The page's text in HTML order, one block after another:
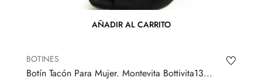
AÑADIR AL CARRITO
BOTINES
Botín Tacón Para Mujer. Montevita Bottivita13...